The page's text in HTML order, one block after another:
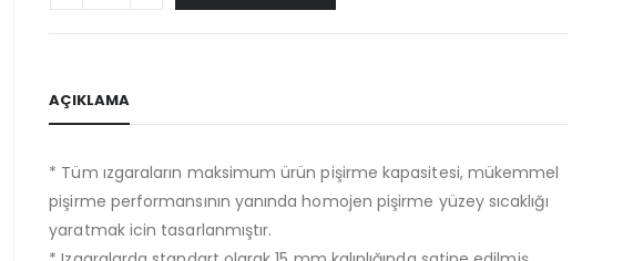
AÇIKLAMA
* Tüm ızgaraların maksimum ürün pişirme kapasitesi, mükemmel
pişirme performansının yanında homojen pişirme yüzey sıcaklığı
yaratmak icin tasarlanmıştır.